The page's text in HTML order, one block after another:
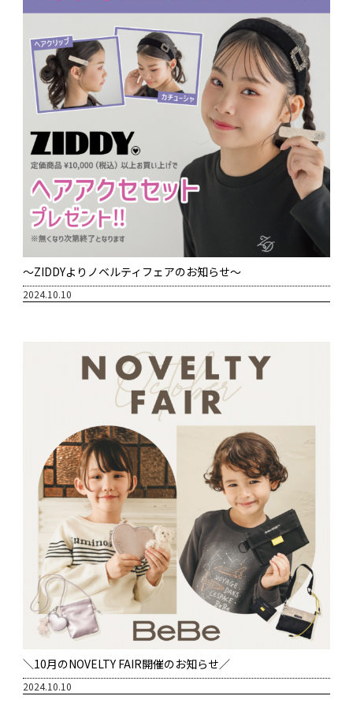
～ZIDDYよりノベルティフェアのお知らせ～
2024.10.10
＼10月のNOVELTY FAIR開催のお知らせ／
2024.10.10